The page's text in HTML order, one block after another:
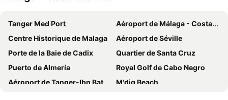
tent Torremolinos
Ibersol Torremolinos Beach
Hotel El Puerto by Pierre Vacances
Leonardo Hotel Torremolinos Costa del Sol
Ilunion Fuengirola
Hotel Princesa Solar
Las Palmeras Affiliated by FERGUS
Ona Las Rampas
TRH Mijas
Globales Los Patos Park
Tanger Med Port
Aéroport de Málaga - Costa del Dol
Centre Historique de Malaga
Aéroport de Séville
Porte de la Baie de Cadix
Quartier de Santa Cruz
Puerto de Almería
Royal Golf de Cabo Negro
Aéroport de Tanger-Ibn Battouta
M'diq Beach